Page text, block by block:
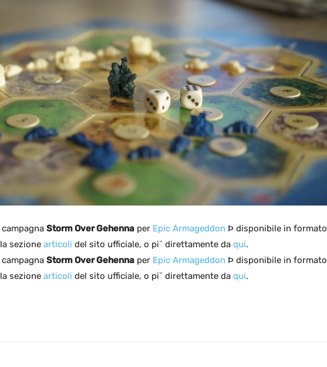
Storm Over Gehenna per Epic Armageddon Þ disponibile in formato
sezione articoli del sito ufficiale, o pi¨ direttamente da qui.
Storm Over Gehenna per Epic Armageddon Þ disponibile in formato
sezione articoli del sito ufficiale, o pi¨ direttamente da qui.